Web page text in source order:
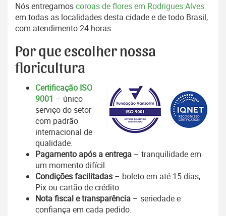
Nós entregamoscoroas de flores em Rodrigues Alves
em todas as localidades desta cidade e de todo Brasil,
com atendimento 24 horas.
Por que escolher nossa
floricultura
Certificação ISO
9001 – único
serviço do setor
com padrão
internacional de
qualidade.
Pagamento após a entrega – tranquilidade em
um momento difícil.
Condições facilitadas – boleto em até 15 dias,
Pix ou cartão de crédito.
Nota fiscal e transparência – seriedade e
confiança em cada pedido.